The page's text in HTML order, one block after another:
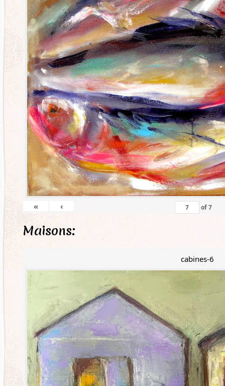
« ‹ of7
Maisons:
cabines-6